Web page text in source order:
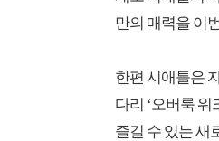
만의 매력을 이
한편 시애틀은
다리 ‘오버룩
즐길 수 있는 새